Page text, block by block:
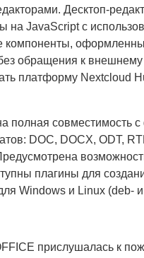
Десктоп-
на JavaScript с
компоненты,
обращения к
платформу Nextcloud
полная совместимость
DOC, DOCX, ODT,
плагины для
Windows и Linux (deb- и
прислушалась к